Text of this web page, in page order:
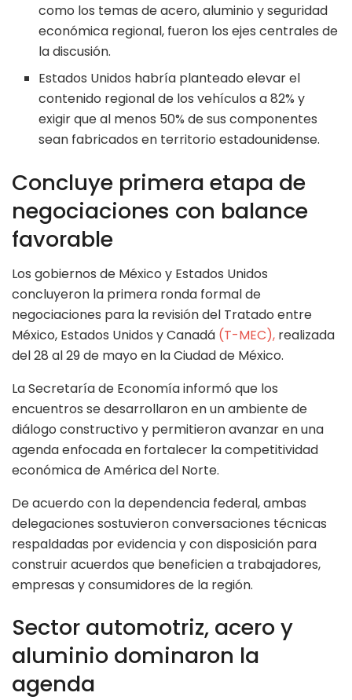
como los temas de acero, aluminio y seguridad
económica regional, fueron los ejes centrales de
la discusión.
Estados Unidos habría planteado elevar el
contenido regional de los vehículos a 82% y
exigir que al menos 50% de sus componentes
sean fabricados en territorio estadounidense.
Concluye primera etapa de
negociaciones con balance
favorable
Los gobiernos de México y Estados Unidos
concluyeron la primera ronda formal de
negociaciones para la revisión del Tratado entre
México, Estados Unidos y Canadá (T-MEC), realizada
del 28 al 29 de mayo en la Ciudad de México.
La Secretaría de Economía informó que los
encuentros se desarrollaron en un ambiente de
diálogo constructivo y permitieron avanzar en una
agenda enfocada en fortalecer la competitividad
económica de América del Norte.
De acuerdo con la dependencia federal, ambas
delegaciones sostuvieron conversaciones técnicas
respaldadas por evidencia y con disposición para
construir acuerdos que beneficien a trabajadores,
empresas y consumidores de la región.
Sector automotriz, acero y
aluminio dominaron la
agenda